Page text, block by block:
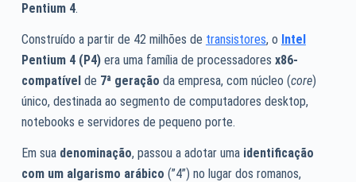
Pentium 4.
Construído a partir de 42 milhões de transistores, o Intel
Pentium 4 (P4)era uma família de processadores x86-
compatívelde 7ª geração da empresa, com núcleo (core)
único, destinada ao segmento de computadores desktop,
notebooks e servidores de pequeno porte.
Em sua denominação, passou a adotar uma identificação
com um algarismo arábico (”4”) no lugar dos romanos,